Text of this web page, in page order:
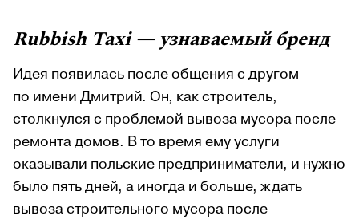
Rubbish Taxi — узнаваемый бренд
Идея появилась после общения с другом
по имени Дмитрий. Он, как строитель,
столкнулся с проблемой вывоза мусора после
ремонта домов. В то время ему услуги
оказывали польские предприниматели, и нужно
было пять дней, а иногда и больше, ждать
вывоза строительного мусора после